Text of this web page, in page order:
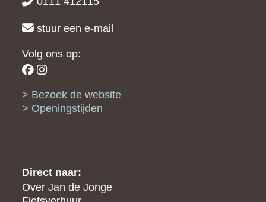
stuur een e-mail
Volg ons op:
Bezoek de website
Openingstijden
Direct naar:
Over Jan de Jonge